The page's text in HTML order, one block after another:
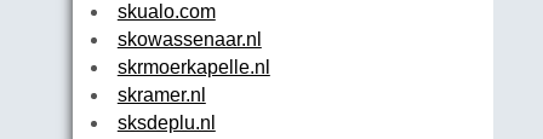
skualo.com
skowassenaar.nl
skrmoerkapelle.nl
skramer.nl
sksdeplu.nl